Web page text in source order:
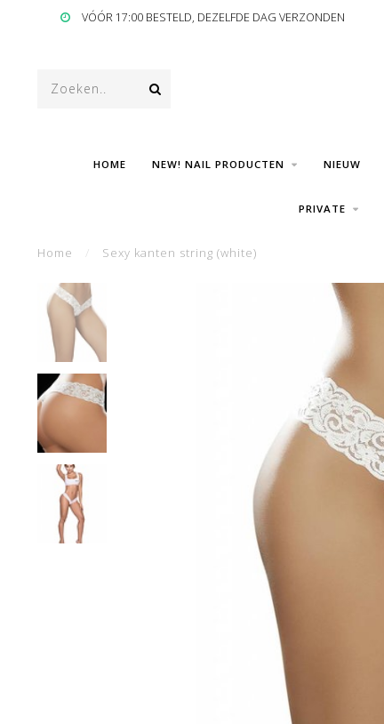
VÓÓR 17:00 BESTELD, DEZELFDE DAG VERZONDEN
HOME NEW! NAIL PRODUCTEN NIEUW
PRIVATE
Home Sexy kanten string (white)